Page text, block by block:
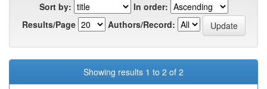
Sort by:
In order:
Results/Page
Authors/Record:
Showing results 1 to 2 of 2